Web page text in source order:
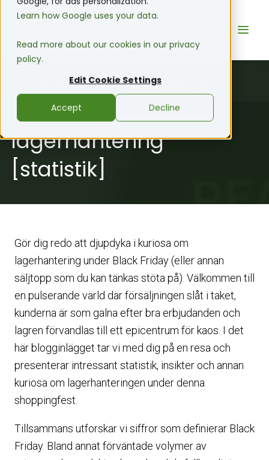
Learn how Google uses your data.
Read more about our cookies in our privacy
policy.
Edit Cookie Settings
Accept Decline
10 kuriosa om Black
Friday för
lagerhantering
[statistik]
Gör dig redo att djupdyka i kuriosa om
lagerhantering under Black Friday (eller annan
säljtopp som du kan tänkas stöta på). Välkommen till
en pulserande värld där försäljningen slåt i taket,
kunderna är som galna efter bra erbjudanden och
lagren förvandlas till ett epicentrum för kaos. I det
här blogginlägget tar vi med dig på en resa och
presenterar intressant statistik, insikter och annan
kuriosa om lagerhanteringen under denna
shoppingfest.
Tillsammans utforskar vi siffror som definierar Black
Friday. Bland annat förväntade volymer av